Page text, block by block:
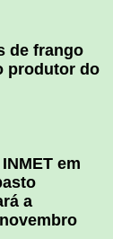
de frango
produtor do
em
a